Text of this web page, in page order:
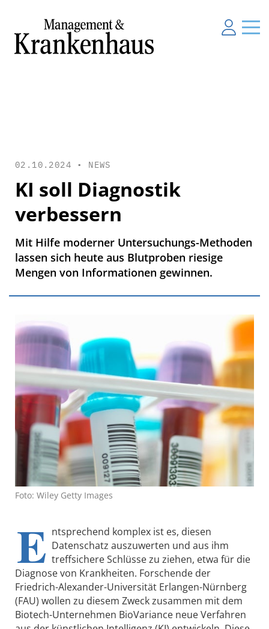
02.10.2024 • NEWS
KI soll Diagnostik
verbessern
Mit Hilfe moderner Untersuchungs-Methoden
lassen sich heute aus Blutproben riesige
Mengen von Informationen gewinnen.
Foto: Wiley Getty Images
E ntsprechend komplex ist es, diesen
Datenschatz auszuwerten und aus ihm
treffsichere Schlüsse zu ziehen, etwa für die
Diagnose von Krankheiten. Forschende der
Friedrich-Alexander-Universität Erlangen-Nürnberg
(FAU) wollen zu diesem Zweck zusammen mit dem
Biotech-Unternehmen BioVariance neue Verfahren